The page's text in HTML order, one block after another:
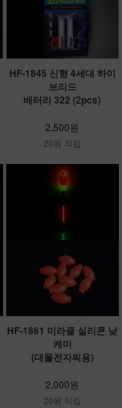
HF-1845 신형 4세대 하이
브리드
배터리 322 (2pcs)
2,500원
20원 적립
HF-1861 미라클 실리콘 낮
케미
(대물전자찌용)
2,000원
20원 적립